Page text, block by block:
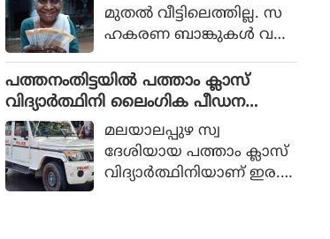
മുതൽ വീട്ടിലെത്തില്ല. സ
ഹകരണ ബാങ്കുകൾ വഴി
വീട്ടിലെത്തിക്കുന്നത്
യുഡിഎഫ് സർക്കാർ നിർ
ൾക്കു മാത്രമേ ഇനി ക്ഷേമ
പെൻഷൻ വീട്ടിലെത്തൂ.
പത്തനംതിട്ടയില്‍ പത്താം ക്ലാസ്
വിദ്യാര്‍ത്ഥിനി ലൈംഗിക പീഡന
ത്തിനിരയായി; പിതാവടക്കം ഏ
ഴുപേര്‍ക്കെതിരെ വെളിപ്പെടുത്തല്‍
മലയാലപ്പുഴ സ്വ
ദേശിയായ പത്താം ക്ലാസ്
വിദ്യാര്‍ത്ഥിനിയാണ് ഇര.